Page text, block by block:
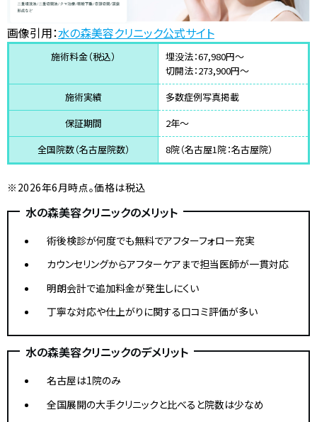
画像引用：水の森美容クリニック公式サイト
施術料金（税込）
埋没法：67,980円〜
切開法：273,900円〜
施術実績
多数症例写真掲載
保証期間
2年～
全国院数（名古屋院数）
8院（名古屋1院：名古屋院）
※2026年6月時点。価格は税込
水の森美容クリニックのメリット
術後検診が何度でも無料でアフターフォロー充実
カウンセリングからアフターケアまで担当医師が一貫対応
明朗会計で追加料金が発生しにくい
丁寧な対応や仕上がりに関する口コミ評価が多い
水の森美容クリニックのデメリット
名古屋は1院のみ
全国展開の大手クリニックと比べると院数は少なめ